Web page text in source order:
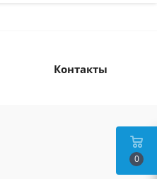
Контакты
0